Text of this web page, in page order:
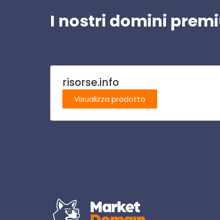
I nostri domini
risorse.info
Visualizza prodotto